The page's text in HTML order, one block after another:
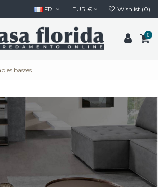
FR EUR € Wishlist (0)
0
basses